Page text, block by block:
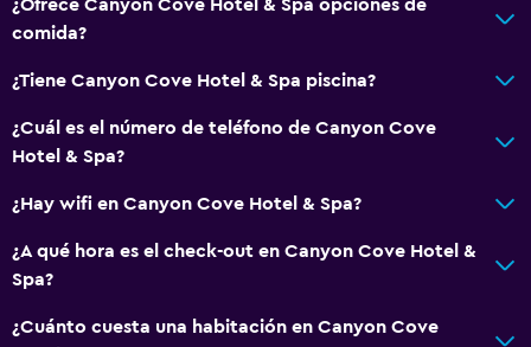
¿Ofrece Canyon Cove Hotel & Spa opciones de
comida?
¿Tiene Canyon Cove Hotel & Spa piscina?
¿Cuál es el número de teléfono de Canyon Cove
Hotel & Spa?
¿Hay wifi en Canyon Cove Hotel & Spa?
¿A qué hora es el check-out en Canyon Cove Hotel &
Spa?
¿Cuánto cuesta una habitación en Canyon Cove